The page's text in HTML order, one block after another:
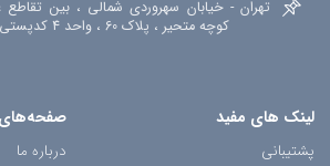
تهران - خیابان سهروردی شمالی ، بین تقاطع
کوچه متحیر ، پلاک 60 ، واحد 4 کدپستی 1559813915
لینک های مفید
پشتیبانی
صفحه‌های
درباره ما